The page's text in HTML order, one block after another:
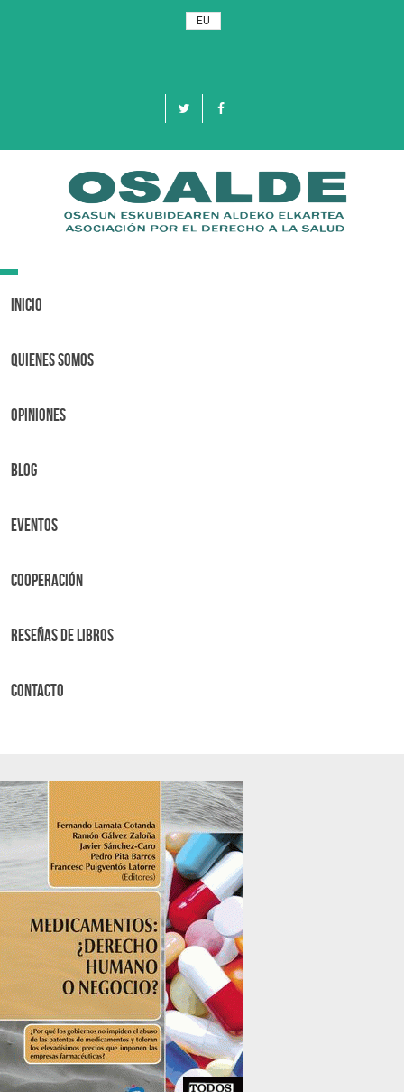
EU
Toggle
Inicio
Quienes Somos
OPINIONES
BLOG
Eventos
Cooperación
Reseñas de libros
Contacto